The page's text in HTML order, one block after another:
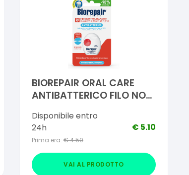
BIOREPAIR ORAL CARE
ANTIBATTERICO FILO NON
DENTI SENSIBILI 25+5
METRI
Disponibile entro
24h
Prima era: €4.59
€ 5.10
VAI AL PRODOTTO